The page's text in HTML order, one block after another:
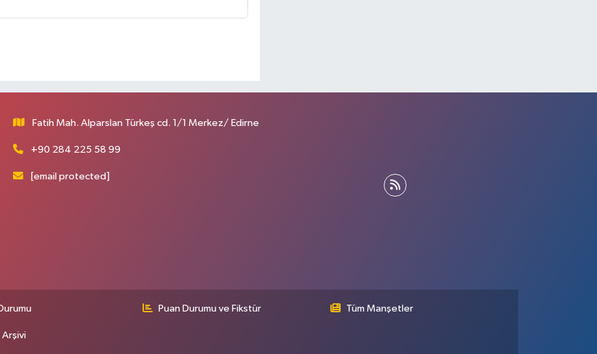
Fatih Mah. Alparslan Türkeş cd. 1/1 Merkez/ Edirne
+90 284 225 58 99
[email protected]
Puan Durumu ve Fikstür Tüm Manşetler
Arşivi